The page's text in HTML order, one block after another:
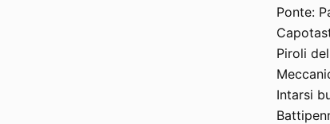
Ponte:
Piroli
Intarsi